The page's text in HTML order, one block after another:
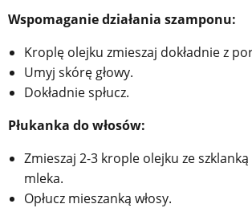
Wspomaganie działania szamponu:
Kroplę olejku zmieszaj dokładnie z
Umyj skórę głowy.
Dokładnie spłucz.
Płukanka do włosów:
Zmieszaj 2-3 krople olejku ze szklanką
mleka.
Opłucz mieszanką włosy.